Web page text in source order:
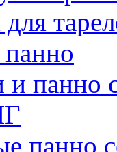
и панно
панно